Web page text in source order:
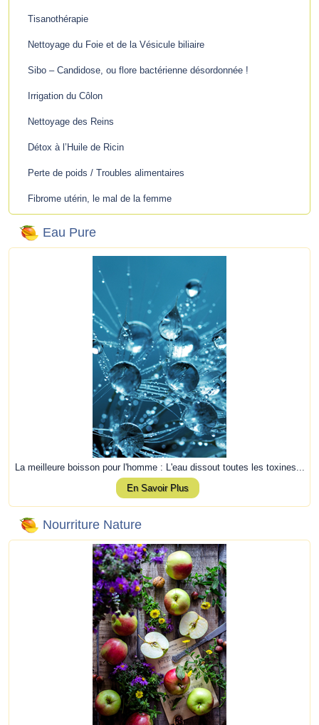
Tisanothérapie
Nettoyage du Foie et de la Vésicule biliaire
Sibo – Candidose, ou flore bactérienne désordonnée !
Irrigation du Côlon
Nettoyage des Reins
Détox à l’Huile de Ricin
Perte de poids / Troubles alimentaires
Fibrome utérin, le mal de la femme
Eau Pure
La meilleure boisson pour l'homme : L'eau dissout toutes les toxines...
En Savoir Plus
Nourriture Nature